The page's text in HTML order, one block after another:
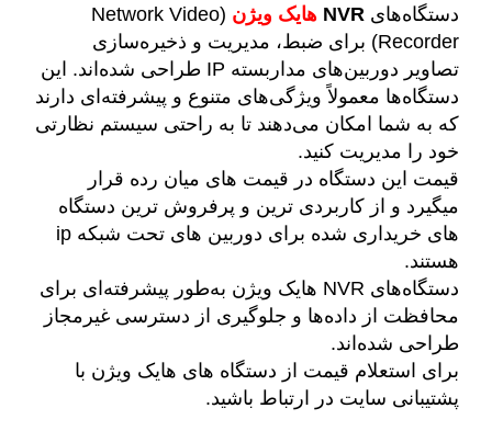
دستگاه‌های NVR هایک ویژن (Network Video
Recorder) برای ضبط، مدیریت و ذخیره‌سازی
تصاویر دوربین‌های مداربسته IP طراحی شده‌اند. این
دستگاه‌ها معمولاً ویژگی‌های متنوع و پیشرفته‌ای دارند
که به شما امکان می‌دهند تا به راحتی سیستم نظارتی
خود را مدیریت کنید.
قیمت این دستگاه در قیمت های میان رده قرار
میگیرد و از کاربردی ترین و پرفروش ترین دستگاه
های خریداری شده برای دوربین های تحت شبکه ip
هستند.
دستگاه‌های NVR هایک ویژن به‌طور پیشرفته‌ای برای
محافظت از داده‌ها و جلوگیری از دسترسی غیرمجاز
طراحی شده‌اند.
برای استعلام قیمت از دستگاه های هایک ویژن با
پشتیبانی سایت در ارتباط باشید.